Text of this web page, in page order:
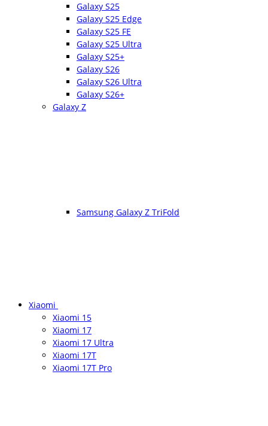
Galaxy S25
Galaxy S25 Edge
Galaxy S25 FE
Galaxy S25 Ultra
Galaxy S25+
Galaxy S26
Galaxy S26 Ultra
Galaxy S26+
Galaxy Z
Samsung Galaxy Z TriFold
Xiaomi
Xiaomi 15
Xiaomi 17
Xiaomi 17 Ultra
Xiaomi 17T
Xiaomi 17T Pro